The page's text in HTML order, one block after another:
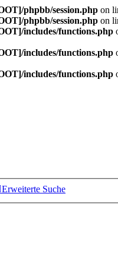
phpbb/session.php on
phpbb/session.php on
includes/functions.php
includes/functions.php
includes/functions.php
Erweiterte Suche